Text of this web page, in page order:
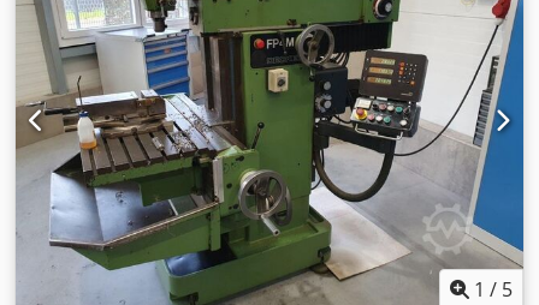
broche ISO : ST40 Tête de broche pivotante à gauche et à
droite : +/- 90 ° Commande : Contour 2 Puissance totale
requise : 4,0 kW Poids de la machine (environ) : 2,8 t
Encombrement (environ) : 2,0 x 2,5 x 2,2 m Fraiseuse à
commande numérique (CNC) avec commande Contour 2,
tête verticale pivotante de +/- 90° avec course du mandrin
de 80 mm, broche horizontale, avances et déplacements
rapides sur 3 axes, serrage hydraulique des outils, pupitre
mobile, éclairage de la machine, lubrification centrale
automatique, système de refroidissement, arrêt d’urgence
de sécurité, bac à copeaux, armoire électrique séparée. La
machine est en bon état.
1 / 5